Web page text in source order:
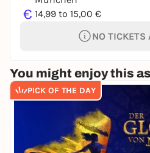
€ 14,99 to 15,00 €
NO TICKETS
You might enjoy this
PICK OF THE DAY